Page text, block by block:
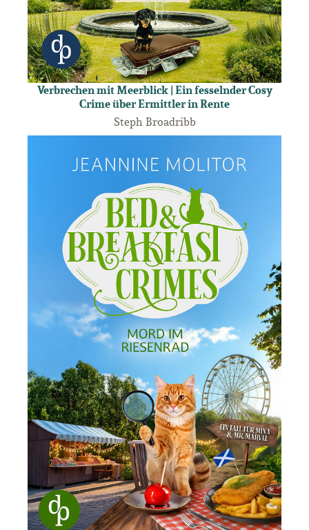
Verbrechen mit Meerblick | Ein fesselnder Cosy
Crime über Ermittler in Rente
Steph Broadribb